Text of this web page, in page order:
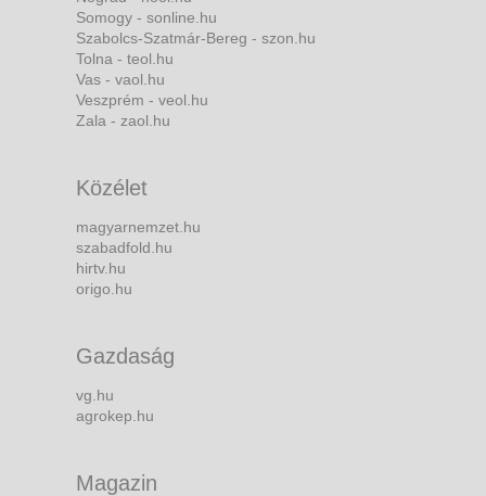
Somogy - sonline.hu
Szabolcs-Szatmár-Bereg - szon.hu
Tolna - teol.hu
Vas - vaol.hu
Veszprém - veol.hu
Zala - zaol.hu
Közélet
magyarnemzet.hu
szabadfold.hu
hirtv.hu
origo.hu
Gazdaság
vg.hu
agrokep.hu
Magazin